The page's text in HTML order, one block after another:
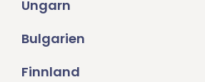
Ungarn
Bulgarien
Finnland